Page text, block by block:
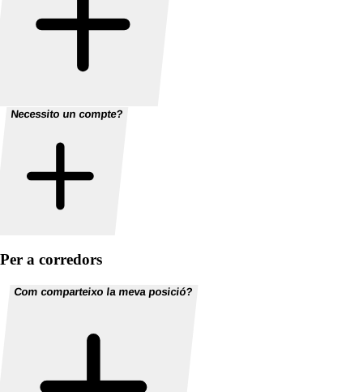
Necessito un compte?
Per a corredors
Com comparteixo la meva posició?